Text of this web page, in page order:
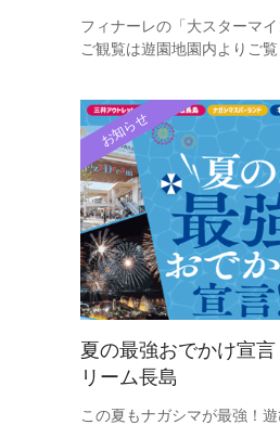
フィナーレの「大スターマイ
ご観覧は遊園地園内よりご覧
お知らせ
夏の最強おでかけ宣
リーム長島
この夏もナガシマが最強！